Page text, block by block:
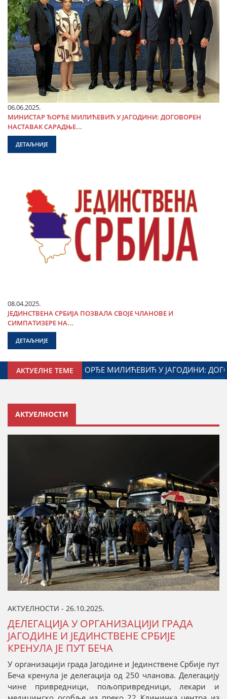
06.06.2025.
МИНИСТАР ЂОРЂЕ МИЛИЋЕВИЋ У ЈАГОДИНИ: ДОГОВОРЕН
НАСТАВАК САРАДЊЕ...
ДЕТАЉНИЈЕ
08.04.2025.
ЈЕДИНСТВЕНА СРБИЈА ПОЗВАЛА СВОЈЕ ЧЛАНОВЕ И
СИМПАТИЗЕРЕ НА...
ДЕТАЉНИЈЕ
АКТУЕЛНЕ ТЕМЕ
ГРАДА ЈАГОДИНЕ И МИНИСТАРСТВА ЗАДУЖЕНОГ ЗА
АКТУЕЛНОСТИ
АКТУЕЛНОСТИ - 26.10.2025.
ДЕЛЕГАЦИЈА У ОРГАНИЗАЦИЈИ ГРАДА
ЈАГОДИНЕ И ЈЕДИНСТВЕНЕ СРБИЈЕ
КРЕНУЛА ЈЕ ПУТ БЕЧА
У организацији града Јагодине и Јединствене Србије пут
Беча кренула је делегација од 250 чланова. Делегацију
чине привредници, пољопривредници, лекари и